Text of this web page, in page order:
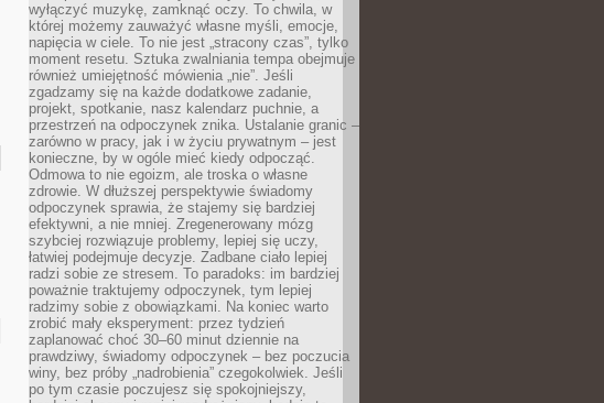
wyłączyć muzykę, zamknąć oczy. To chwila, w
której możemy zauważyć własne myśli, emocje,
napięcia w ciele. To nie jest „stracony czas”, tylko
moment resetu. Sztuka zwalniania tempa obejmuje
również umiejętność mówienia „nie”. Jeśli
zgadzamy się na każde dodatkowe zadanie,
projekt, spotkanie, nasz kalendarz puchnie, a
przestrzeń na odpoczynek znika. Ustalanie granic –
zarówno w pracy, jak i w życiu prywatnym – jest
konieczne, by w ogóle mieć kiedy odpocząć.
Odmowa to nie egoizm, ale troska o własne
zdrowie. W dłuższej perspektywie świadomy
odpoczynek sprawia, że stajemy się bardziej
efektywni, a nie mniej. Zregenerowany mózg
szybciej rozwiązuje problemy, lepiej się uczy,
łatwiej podejmuje decyzje. Zadbane ciało lepiej
radzi sobie ze stresem. To paradoks: im bardziej
poważnie traktujemy odpoczynek, tym lepiej
radzimy sobie z obowiązkami. Na koniec warto
zrobić mały eksperyment: przez tydzień
zaplanować choć 30–60 minut dziennie na
prawdziwy, świadomy odpoczynek – bez poczucia
winy, bez próby „nadrobienia” czegokolwiek. Jeśli
po tym czasie poczujesz się spokojniejszy,